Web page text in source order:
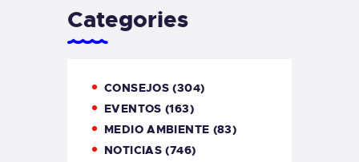
Categories
CONSEJOS (304)
EVENTOS (163)
MEDIO AMBIENTE (83)
NOTICIAS (746)